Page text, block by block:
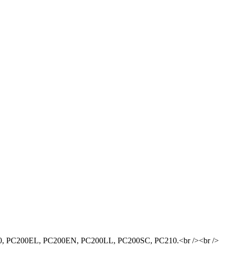
PC200EL, PC200EN, PC200LL, PC200SC, PC210.<br /><br />